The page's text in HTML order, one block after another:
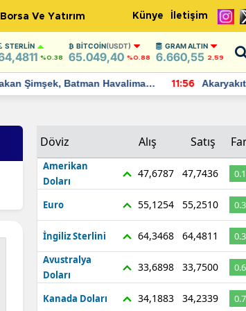
Borsa Ve Yatırım Künye İletişim
STERLIN
%0.38
BITCOIN(USDT)
65.049,40 %0.88
GRAM ALTIN
6.660,55 2,59
Şimşek, Batman Havalimanı
umut verici açıklamalarda
11:56
Yeni tarih
Döviz Alış Satış
Amerikan
Doları
47,6787 47,7436
Euro 55,1254 55,2510
İngiliz Sterlini 64,3468 64,4811
Avustralya
Doları
33,6898 33,7500
Kanada Doları 34,1883 34,2339